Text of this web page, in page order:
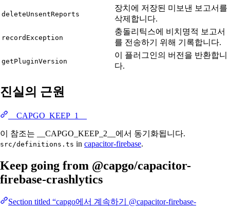
deleteUnsentReports
장치에 저장된 미보낸 보고서를
삭제합니다.
recordException
충돌리틱스에 비치명적 보고서
를 전송하기 위해 기록합니다.
getPluginVersion
이 플러그인의 버전을 반환합니
다.
진실의 근원
__CAPGO_KEEP_1__
이 참조는 __CAPGO_KEEP_2__에서 동기화됩니다.
src/definitions.ts in capacitor-firebase.
Keep going from @capgo/capacitor-
firebase-crashlytics
Section titled “capgo에서 계속하기 @capacitor-firebase-